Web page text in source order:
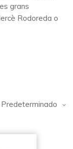
grans
Rodoreda o